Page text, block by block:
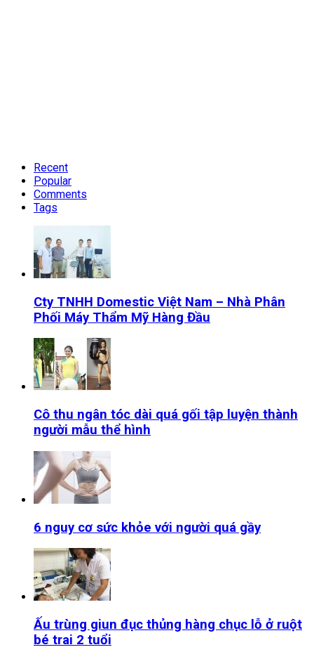
Recent
Popular
Comments
Tags
Cty TNHH Domestic Việt Nam – Nhà Phân
Phối Máy Thẩm Mỹ Hàng Đầu
Cô thu ngân tóc dài quá gối tập luyện thành
người mẫu thể hình
6 nguy cơ sức khỏe với người quá gầy
Ấu trùng giun đục thủng hàng chục lỗ ở ruột
bé trai 2 tuổi